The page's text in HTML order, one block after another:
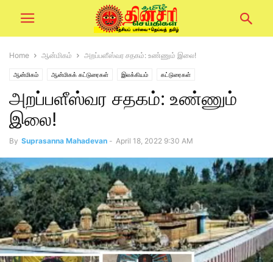
Home ஆன்மிகம் அறப்பளீஸ்வர சதகம்: உண்ணும் இலை!
ஆன்மிகம் ஆன்மிகக் கட்டுரைகள் இலக்கியம் கட்டுரைகள்
அறப்பளீஸ்வர சதகம்: உண்ணும்
இலை!
By Suprasanna Mahadevan - April 18, 2022 9:30 AM